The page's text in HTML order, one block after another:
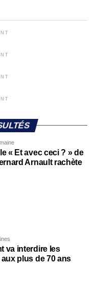
« Et avec ceci ? » de
Arnault rachète
va interdire les
plus de 70 ans